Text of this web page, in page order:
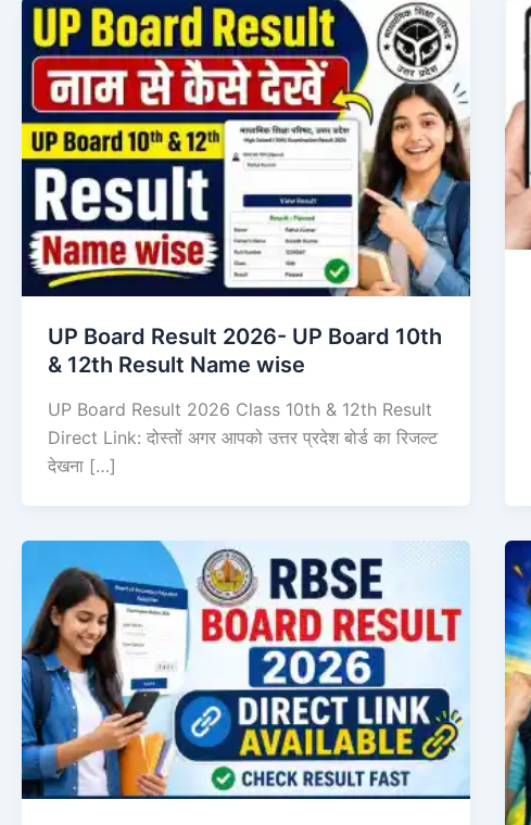
UP Board Result 2026- UP Board 10th
& 12th Result Name wise
UP Board Result 2026 Class 10th & 12th Result
Direct Link: दोस्तों अगर आपको उत्तर प्रदेश बोर्ड का रिजल्ट
देखना […]